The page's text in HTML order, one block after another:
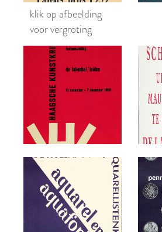
klik op afbeelding
voor vergroting